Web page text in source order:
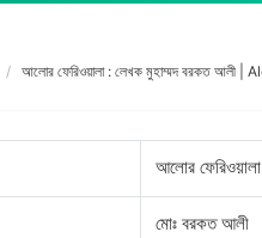
আলোর ফেরিওয়ালা : লেখক মুহাম্মদ বরকত
আলোর ফেরিওয়ালা
মোঃ বরকত আলী